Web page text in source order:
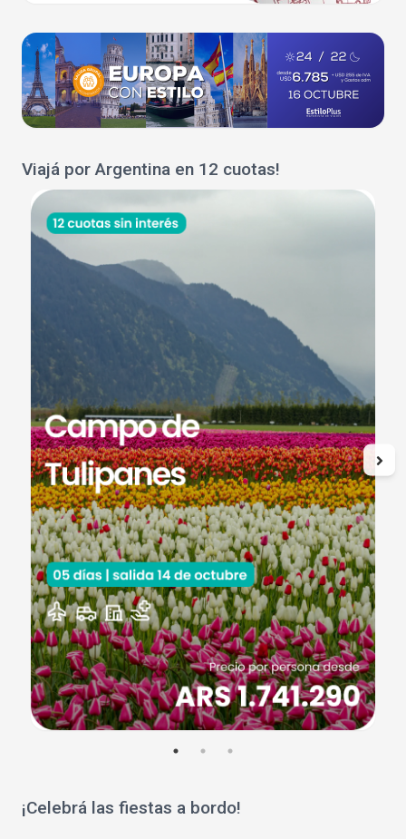
Viajá por Argentina en 12 cuotas!
¡Celebrá las fiestas a bordo!